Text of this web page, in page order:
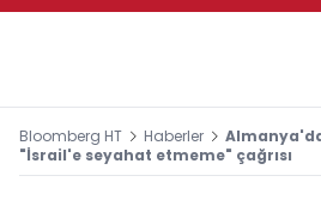
Bloomberg HT Haberler
"İsrail'e seyahat etmeme" çağrısı